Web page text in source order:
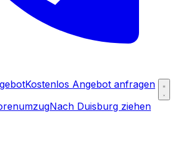
Kostenlos Angebot anfragen
Nach Duisburg ziehen